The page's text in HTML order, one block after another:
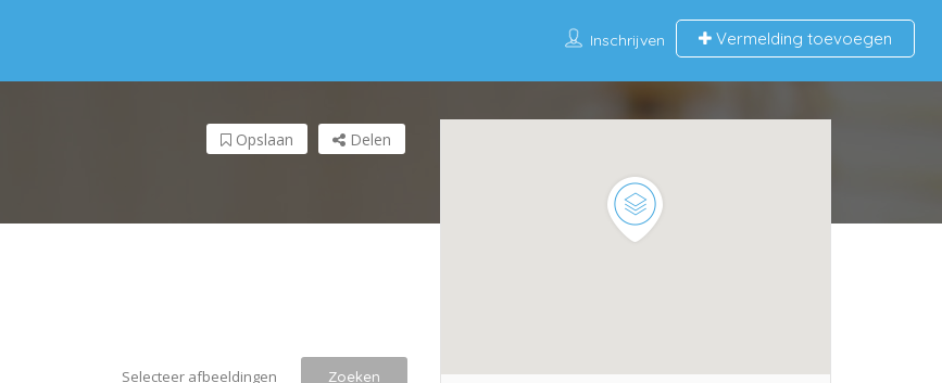
Inschrijven Vermelding toevoegen
Delen
Opslaan
Selecteer afbeeldingen Zoeken